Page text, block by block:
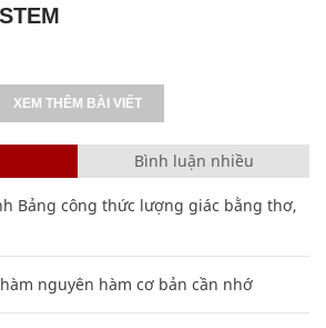
XEM THÊM BÀI VIẾT
Bình luận nhiều
Bảng công thức lượng giác bằng thơ,
nguyên hàm cơ bản cần nhớ